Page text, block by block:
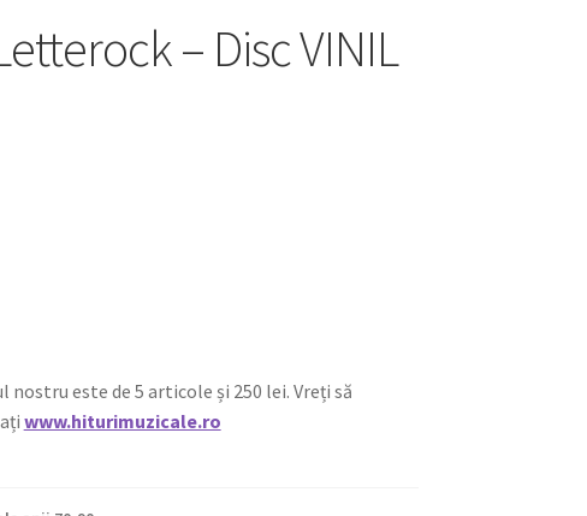
– Disc VINIL
este de 5 articole și 250 lei. Vreți să
www.hiturimuzicale.ro